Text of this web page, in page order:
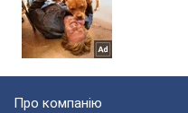
Про компанію